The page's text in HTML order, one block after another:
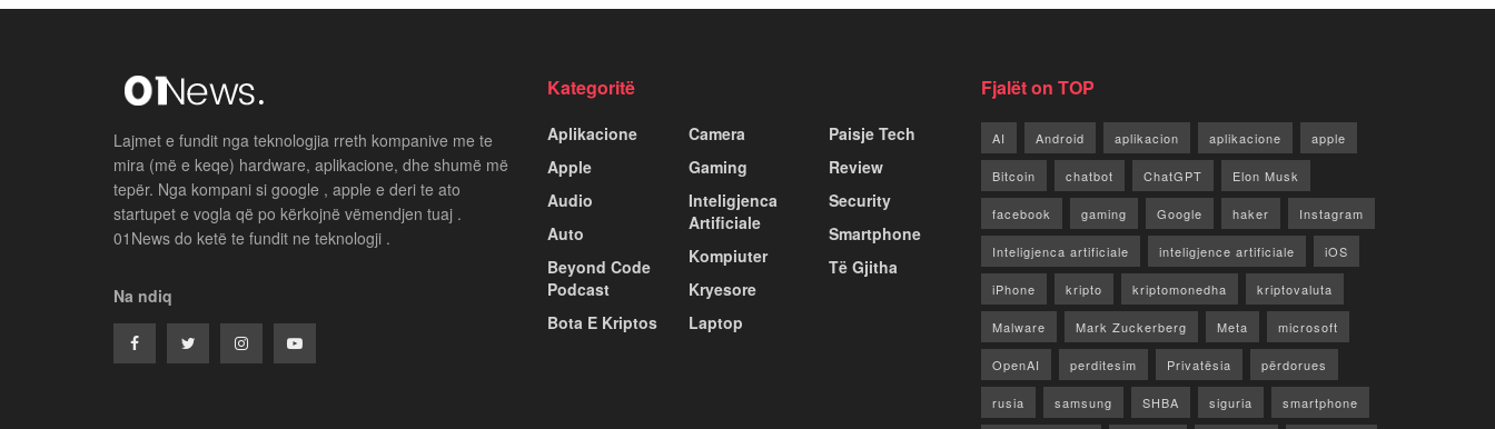
Lajmet e fundit nga teknologjia rreth kompanive me te
mira (më e keqe) hardware, aplikacione, dhe shumë më
tepër. Nga kompani si google , apple e deri te ato
startupet e vogla që po kërkojnë vëmendjen tuaj .
01News do ketë te fundit ne teknologji .
Na ndiq
Kategoritë
Aplikacione
Apple
Audio
Auto
Beyond Code
Podcast
Bota E Kriptos
Camera
Gaming
Inteligjenca
Artificiale
Kompiuter
Kryesore
Laptop
Paisje Tech
Review
Security
Smartphone
Të Gjitha
Fjalët on TOP
AI Android aplikacion aplikacione apple
Bitcoin chatbot ChatGPT Elon Musk
facebook gaming Google haker Instagram
Inteligjenca artificiale inteligjence artificiale iOS
iPhone kripto kriptomonedha kriptovaluta
Malware Mark Zuckerberg Meta microsoft
OpenAI perditesim Privatësia përdorues
rusia samsung SHBA siguria smartphone